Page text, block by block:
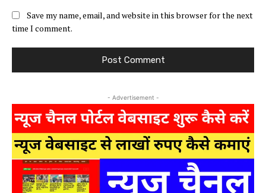
Save my name, email, and website in this browser for the next
time I comment.
- Advertisement -